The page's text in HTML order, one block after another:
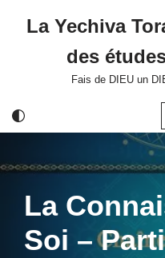
La Yechiva
des
Fais de DIEU un
La
Soi –